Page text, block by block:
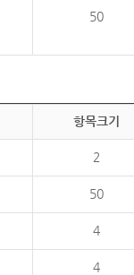
50
항목크기
2
50
4
4